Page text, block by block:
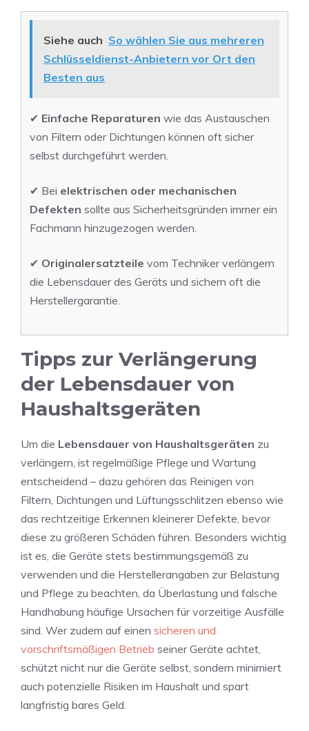
Siehe auch So wählen Sie aus mehreren
Schlüsseldienst-Anbietern vor Ort den
Besten aus
✔ Einfache Reparaturen wie das Austauschen
von Filtern oder Dichtungen können oft sicher
selbst durchgeführt werden.
✔ Bei elektrischen oder mechanischen
Defekten sollte aus Sicherheitsgründen immer ein
Fachmann hinzugezogen werden.
✔ Originalersatzteile vom Techniker verlängern
die Lebensdauer des Geräts und sichern oft die
Herstellergarantie.
Tipps zur Verlängerung
der Lebensdauer von
Haushaltsgeräten
Um die Lebensdauer von Haushaltsgeräten zu
verlängern, ist regelmäßige Pflege und Wartung
entscheidend – dazu gehören das Reinigen von
Filtern, Dichtungen und Lüftungsschlitzen ebenso wie
das rechtzeitige Erkennen kleinerer Defekte, bevor
diese zu größeren Schäden führen. Besonders wichtig
ist es, die Geräte stets bestimmungsgemäß zu
verwenden und die Herstellerangaben zur Belastung
und Pflege zu beachten, da Überlastung und falsche
Handhabung häufige Ursachen für vorzeitige Ausfälle
sind. Wer zudem auf einen sicheren und
vorschriftsmäßigen Betrieb seiner Geräte achtet,
schützt nicht nur die Geräte selbst, sondern minimiert
auch potenzielle Risiken im Haushalt und spart
langfristig bares Geld.